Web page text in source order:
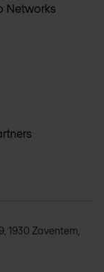
Networks
1930 Zaventem,